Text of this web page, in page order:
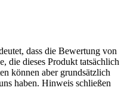
dass die Bewertung von
die dieses Produkt tatsächlich
können aber grundsätzlich
haben. Hinweis schließen